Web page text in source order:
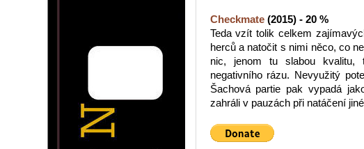
Checkmate(2015) - 20 %
Teda vzít tolik celkem
herců a natočit s nimi něco, co
nic, jenom tu slabou
negativního rázu. Nevyužitý
Šachová partie pak vypadá
zahráli v pauzách při natáčení